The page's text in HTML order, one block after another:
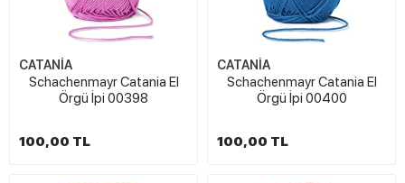
CATANİA
Schachenmayr Catania El
Örgü İpi 00398
100,00 TL
CATANİA
Schachenmayr Catania El
Örgü İpi 00400
100,00 TL